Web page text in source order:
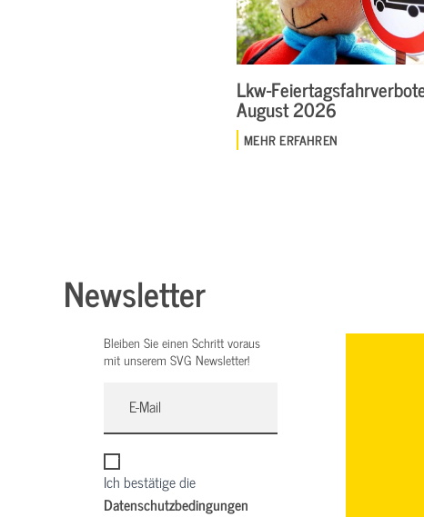
Lkw-
August 2026
MEHR ERFAHREN
Newsletter
Bleiben Sie einen Schritt voraus
mit unserem SVG Newsletter!
Ich bestätige die
Datenschutzbedingungen